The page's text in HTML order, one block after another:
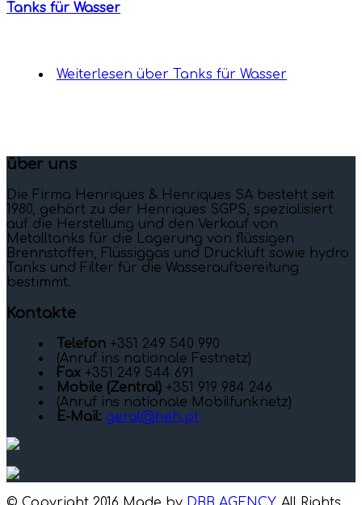
Tanks für Wasser
Weiterlesen über Tanks für Wasser
über uns
Die Firma Henriques & Henriques SA besteht seit
1980, gehört zu der Henriques SGPS, spezialisiert
auf die Herstellung und den Verkauf von
Metalltanks für die Lagerung von flüssigen
Brennstoffen, Flüssiggas und Druckluft sowie hydro
Tanks und Filter für die Wasseraufbereitung
bestimmt.
Kontakte
Telefon +351 249 540 990
(Anruf ins nationale Festnetz)
Fax +351 249 544 691
Mobile (Zentral) +351 919 984 246
(Anruf ins nationale Mobilfunknetz)
E-Mail: geral@heh.pt